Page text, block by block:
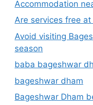
Accommodation
Are services free
Avoid visiting
season
baba bageshwar
bageshwar dham
Bageshwar Dham